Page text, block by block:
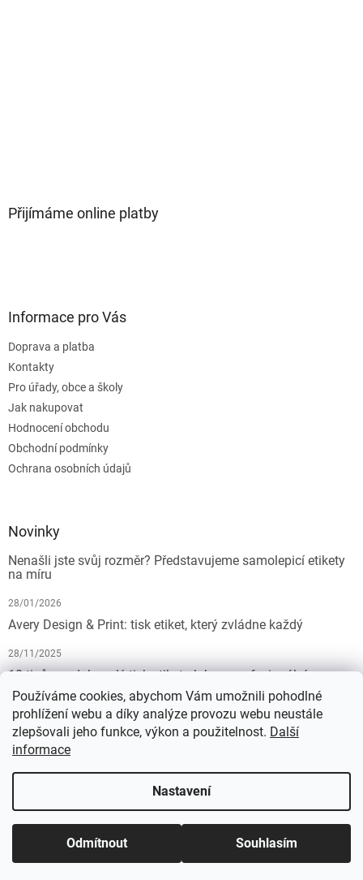
Používáme cookies, abychom Vám umožnili pohodlné
prohlížení webu a díky analýze provozu webu neustále
zlepšovali jeho funkce, výkon a použitelnost. Další
informace
Nastavení
Odmítnout Souhlasím
Přijímáme online platby
Informace pro Vás
Doprava a platba
Kontakty
Pro úřady, obce a školy
Jak nakupovat
Hodnocení obchodu
Obchodní podmínky
Ochrana osobních údajů
Novinky
Nenašli jste svůj rozměr? Představujeme samolepicí etikety
na míru
28/01/2026
Avery Design & Print: tisk etiket, který zvládne každý
28/11/2025
10 tipů pro dokonalý tisk etiket: Jak na profesionální
výsledek bez starostí
19/07/2025
Copyright 2026KALEDA, a.s. | etikety-stitky.cz. Všechna práva